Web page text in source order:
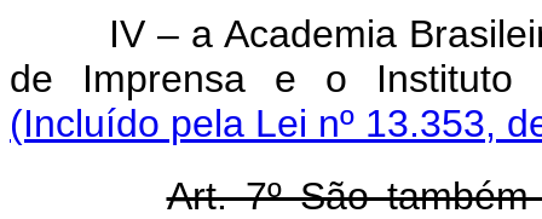
IV – a Academia
de Imprensa e o Instituto
(Incluído pela Lei nº 13.353,
Art. 7º São